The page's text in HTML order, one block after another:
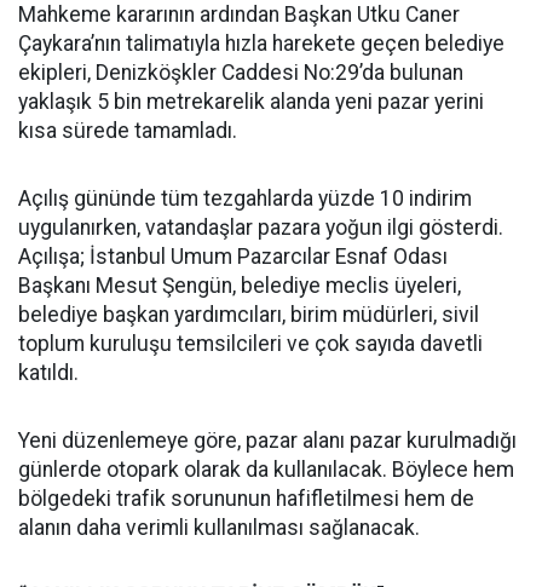
Mahkeme kararının ardından Başkan Utku Caner
Çaykara’nın talimatıyla hızla harekete geçen belediye
ekipleri, Denizköşkler Caddesi No:29’da bulunan
yaklaşık 5 bin metrekarelik alanda yeni pazar yerini
kısa sürede tamamladı.
Açılış gününde tüm tezgahlarda yüzde 10 indirim
uygulanırken, vatandaşlar pazara yoğun ilgi gösterdi.
Açılışa; İstanbul Umum Pazarcılar Esnaf Odası
Başkanı Mesut Şengün, belediye meclis üyeleri,
belediye başkan yardımcıları, birim müdürleri, sivil
toplum kuruluşu temsilcileri ve çok sayıda davetli
katıldı.
Yeni düzenlemeye göre, pazar alanı pazar kurulmadığı
günlerde otopark olarak da kullanılacak. Böylece hem
bölgedeki trafik sorununun hafifletilmesi hem de
alanın daha verimli kullanılması sağlanacak.